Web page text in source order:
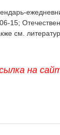
15;
см.
на